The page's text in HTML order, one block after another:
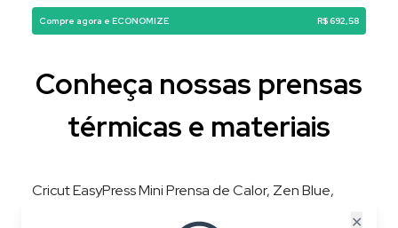
✕
Compre agora e ECONOMIZE R$ 692,58
Conheça nossas prensas
térmicas e materiais
Cricut EasyPress Mini Prensa de Calor, Zen Blue,